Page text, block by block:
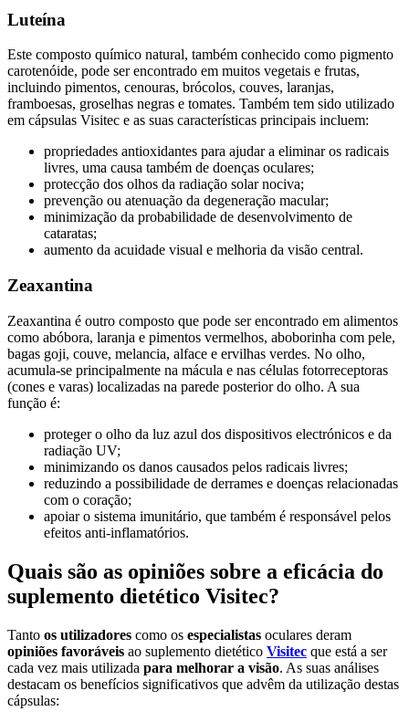
Luteína
Este composto químico natural, também conhecido como pigmento
carotenóide, pode ser encontrado em muitos vegetais e frutas,
incluindo pimentos, cenouras, brócolos, couves, laranjas,
framboesas, groselhas negras e tomates. Também tem sido utilizado
em cápsulas Visitec e as suas características principais incluem:
propriedades antioxidantes para ajudar a eliminar os radicais
livres, uma causa também de doenças oculares;
protecção dos olhos da radiação solar nociva;
prevenção ou atenuação da degeneração macular;
minimização da probabilidade de desenvolvimento de
cataratas;
aumento da acuidade visual e melhoria da visão central.
Zeaxantina
Zeaxantina é outro composto que pode ser encontrado em alimentos
como abóbora, laranja e pimentos vermelhos, aboborinha com pele,
bagas goji, couve, melancia, alface e ervilhas verdes. No olho,
acumula-se principalmente na mácula e nas células fotorreceptoras
(cones e varas) localizadas na parede posterior do olho. A sua
função é:
proteger o olho da luz azul dos dispositivos electrónicos e da
radiação UV;
minimizando os danos causados pelos radicais livres;
reduzindo a possibilidade de derrames e doenças relacionadas
com o coração;
apoiar o sistema imunitário, que também é responsável pelos
efeitos anti-inflamatórios.
Quais são as opiniões sobre a eficácia do
suplemento dietético Visitec?
Tanto os utilizadores como os especialistas oculares deram
opiniões favoráveis ao suplemento dietético Visitec que está a ser
cada vez mais utilizada para melhorar a visão. As suas análises
destacam os benefícios significativos que advêm da utilização destas
cápsulas: